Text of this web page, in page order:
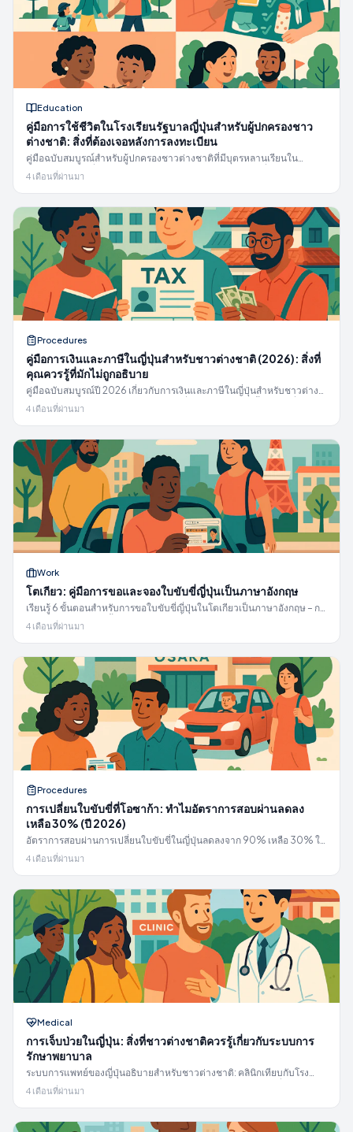
Education
คู่มือการใช้ชีวิตในโรงเรียนรัฐบาลญี่ปุ่นสำหรับผู้ปกครองชาว
ต่างชาติ: สิ่งที่ต้องเจอหลังการลงทะเบียน
คู่มือฉบับสมบูรณ์สำหรับผู้ปกครองชาวต่างชาติที่มีบุตรหลานเรียนใน
โรงเรียนรัฐบาลญี่ปุ่น: อุปกรณ์การเรียน, อาหารกลางวัน, การสื่อสาร,
กิจกรรม, PTA, การดูแลเด็กหลังเลิกเรียน, และการสนับสนุนด้านภาษา
4 เดือนที่ผ่านมา
Procedures
คู่มือการเงินและภาษีในญี่ปุ่นสำหรับชาวต่างชาติ (2026): สิ่งที่
คุณควรรู้ที่มักไม่ถูกอธิบาย
คู่มือฉบับสมบูรณ์ปี 2026 เกี่ยวกับการเงินและภาษีในญี่ปุ่นสำหรับชาวต่าง
ชาติ: บัญชีธนาคาร, สลิปเงินเดือน, ภาษีที่อยู่, การปรับภาษีสิ้นปี, การยื่นภาษี,
การโอนเงิน, การขอคืนเงินบำนาญ
4 เดือนที่ผ่านมา
Work
โตเกียว: คู่มือการขอและจองใบขับขี่ญี่ปุ่นเป็นภาษาอังกฤษ
เรียนรู้ 6 ขั้นตอนสำหรับการขอใบขับขี่ญี่ปุ่นในโตเกียวเป็นภาษาอังกฤษ – กฎ
การจองล่วงหน้าเท่านั้นในโตเกียว, วันที่ใช้ภาษา, ข้อจำกัดของศูนย์ และ
การเตรียมเอกสาร
4 เดือนที่ผ่านมา
Procedures
การเปลี่ยนใบขับขี่ที่โอซาก้า: ทำไมอัตราการสอบผ่านลดลง
เหลือ 30% (ปี 2026)
อัตราการสอบผ่านการเปลี่ยนใบขับขี่ในญี่ปุ่นลดลงจาก 90% เหลือ 30% ใน
เดือนตุลาคม 2025
4 เดือนที่ผ่านมา
Medical
การเจ็บป่วยในญี่ปุ่น: สิ่งที่ชาวต่างชาติควรรู้เกี่ยวกับระบบการ
รักษาพยาบาล
ระบบการแพทย์ของญี่ปุ่นอธิบายสำหรับชาวต่างชาติ: คลินิกเทียบกับโรง
พยาบาล, ใบส่งตัว, แบบฟอร์มผู้ป่วย, ค่าใช้จ่าย และวิธีหาแพทย์ที่พูดภาษา
อังกฤษได้
4 เดือนที่ผ่านมา